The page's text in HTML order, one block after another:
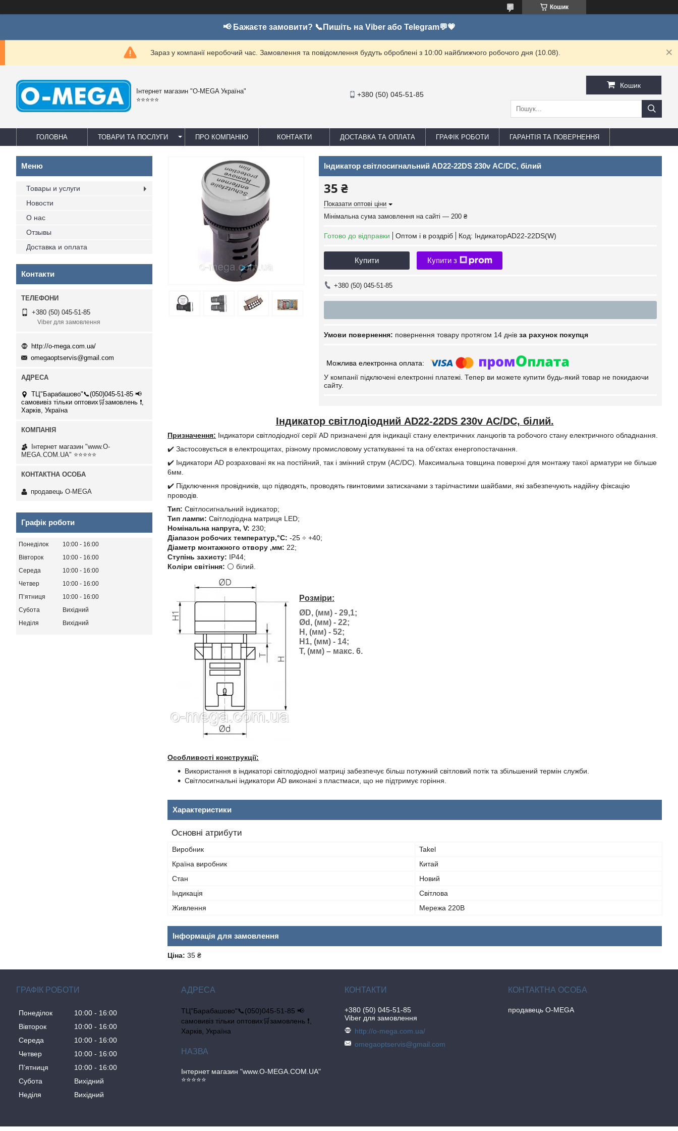
Кошик
📢 Бажаєте замовити? 📞Пишіть на Viber або Telegram💬💗
Зараз у компанії неробочий час. Замовлення та повідомлення будуть оброблені з 10:00 найближчого робочого дня (10.08).
Інтернет магазин "O-MEGA Україна"
⭐⭐⭐⭐⭐
+380 (50) 045-51-85
Кошик
ГОЛОВНА ТОВАРИ ТА ПОСЛУГИ ПРО КОМПАНІЮ КОНТАКТИ ДОСТАВКА ТА ОПЛАТА ГРАФІК РОБОТИ ГАРАНТІЯ ТА ПОВЕРНЕННЯ
Індикатор світлосигнальний AD22-22DS 230v АC/DC, білий
35 ₴
Показати оптові ціни
Мінімальна сума замовлення на сайті — 200 ₴
Готово до відправки Оптом і в роздріб Код: ІндикаторAD22-22DS(W)
Купити Купити з
+380 (50) 045-51-85
повернення товару протягом 14 днів за рахунок покупця
У компанії підключені електронні платежі. Тепер ви можете купити будь-який товар не покидаючи
сайту.
Індикатор світлодіодний AD22-22DS 230v АC/DC, білий.
Призначення: Індикатори світлодіодної серії AD призначені для індикації стану електричних ланцюгів та робочого стану електричного обладнання.
✔️ Застосовується в електрощитах, різному промисловому устаткуванні та на об'єктах енергопостачання.
✔️ Індикатори AD розраховані як на постійний, так і змінний струм (AC/DC). Максимальна товщина поверхні для монтажу такої арматури не більше
6мм.
✔️ Підключення провідників, що підводять, проводять гвинтовими затискачами з тарілчастими шайбами, які забезпечують надійну фіксацію
проводів.
Тип: Світлосигнальний індикатор;
Тип лампи: Світлодіодна матриця LED;
Номінальна напруга, V: 230;
Діапазон робочих температур,°C: -25 ÷ +40;
Діаметр монтажного отвору ,мм: 22;
Ступінь захисту: IP44;
Коліри світіння: ⚪ білий.
Розміри:
ØD, (мм) - 29,1;
Ød, (мм) - 22;
H, (мм) - 52;
H1, (мм) - 14;
T, (мм) – макс. 6.
Особливості конструкції:
Використання в індикаторі світлодіодної матриці забезпечує більш потужний світловий потік та збільшений термін служби.
Світлосигнальні індикатори AD виконані з пластмаси, що не підтримує горіння.
Характеристики
Основні атрибути
Виробник
Takel
Країна виробник
Китай
Стан
Новий
Індикація
Світлова
Живлення
Мережа 220В
Інформація для замовлення
Ціна: 35 ₴
Товары и услуги
Новости
О нас
Отзывы
Доставка и оплата
Контакти
+380 (50) 045-51-85
Viber для замовлення
http://o-mega.com.ua/
omegaoptservis@gmail.com
ТЦ"Барабашово"📞(050)045-51-85 📢
самовивіз тільки оптових🛒замовлень ❗,
Харків, Україна
Інтернет магазин "www.O-
MEGA.COM.UA" ⭐⭐⭐⭐⭐
продавець O-MEGA
Графік роботи
Понеділок 10:00
16:00
Вівторок
10:00
16:00
Середа
10:00
16:00
Четвер
10:00
16:00
Пʼятниця
10:00
16:00
Субота
Вихідний
Неділя
Вихідний
ГРАФІК РОБОТИ
Понеділок 10:00
16:00
Вівторок
10:00
16:00
Середа
10:00
16:00
Четвер
10:00
16:00
Пʼятниця
10:00
16:00
Субота
Вихідний
Неділя
Вихідний
ТЦ"Барабашово"📞(050)045-51-85 📢
самовивіз тільки оптових🛒замовлень ❗,
Харків, Україна
Інтернет магазин "www.O-MEGA.COM.UA"
⭐⭐⭐⭐⭐
+380 (50) 045-51-85
Viber для замовлення
http://o-mega.com.ua/
omegaoptservis@gmail.com
продавець O-MEGA